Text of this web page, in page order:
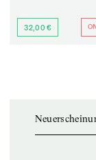
32,00 €